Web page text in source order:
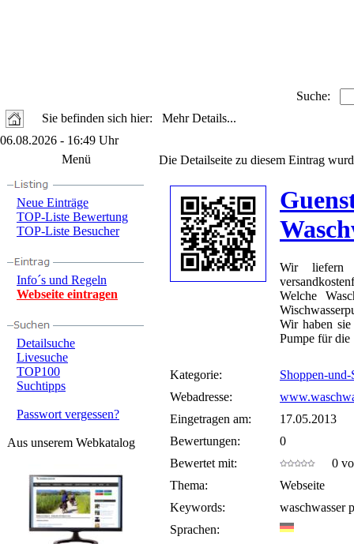
Suche:
Sie befinden sich hier: Mehr Details...
06.08.2026 - 16:49 Uhr
Menü
Neue Einträge
TOP-Liste Bewertung
TOP-Liste Besucher
Info´s und Regeln
Webseite eintragen
Detailsuche
Livesuche
TOP100
Suchtipps
Passwort vergessen?
Aus unserem Webkatalog
Die Detailseite zu diesem Eintrag
Wir liefern
Welche
Wir haben
Pumpe für die
Kategorie:
Shoppen-
Webadresse:
Eingetragen am:
17.05.2013
Bewertungen:
0
Bewertet mit:
0
Thema:
Webseite
Keywords:
waschwasser
Sprachen: